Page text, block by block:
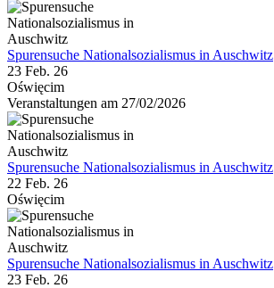
Spurensuche Nationalsozialismus in Auschwitz
23 Feb. 26
Oświęcim
Veranstaltungen am 27/02/2026
Spurensuche Nationalsozialismus in Auschwitz
22 Feb. 26
Oświęcim
Spurensuche Nationalsozialismus in Auschwitz
23 Feb. 26